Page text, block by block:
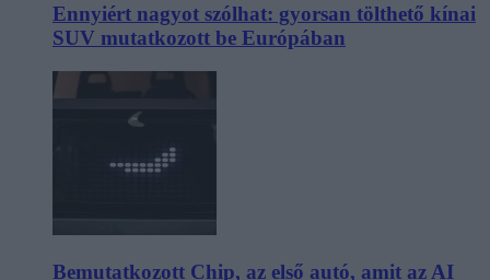
Ennyiért nagyot szólhat: gyorsan tölthető kínai
SUV mutatkozott be Európában
Bemutatkozott Chip, az első autó, amit az AI